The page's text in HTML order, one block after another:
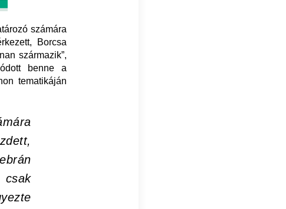
számára
Borcsa
származik”,
benne a
tematikáján